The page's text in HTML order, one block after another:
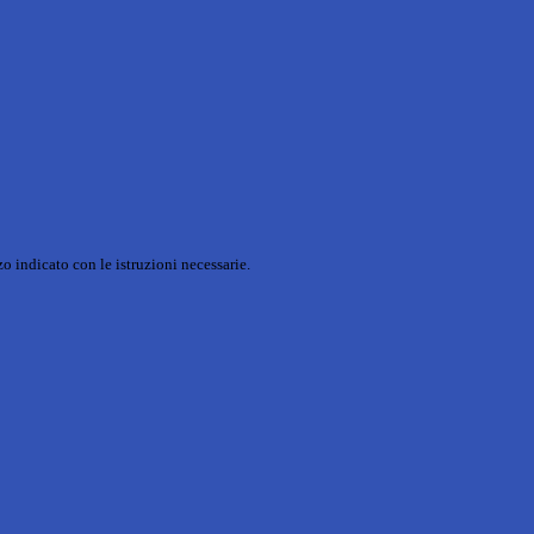
indicato con le istruzioni necessarie.